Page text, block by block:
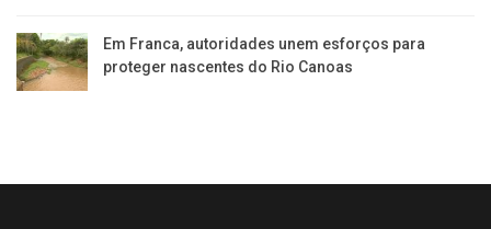
Em Franca, autoridades unem esforços para
proteger nascentes do Rio Canoas